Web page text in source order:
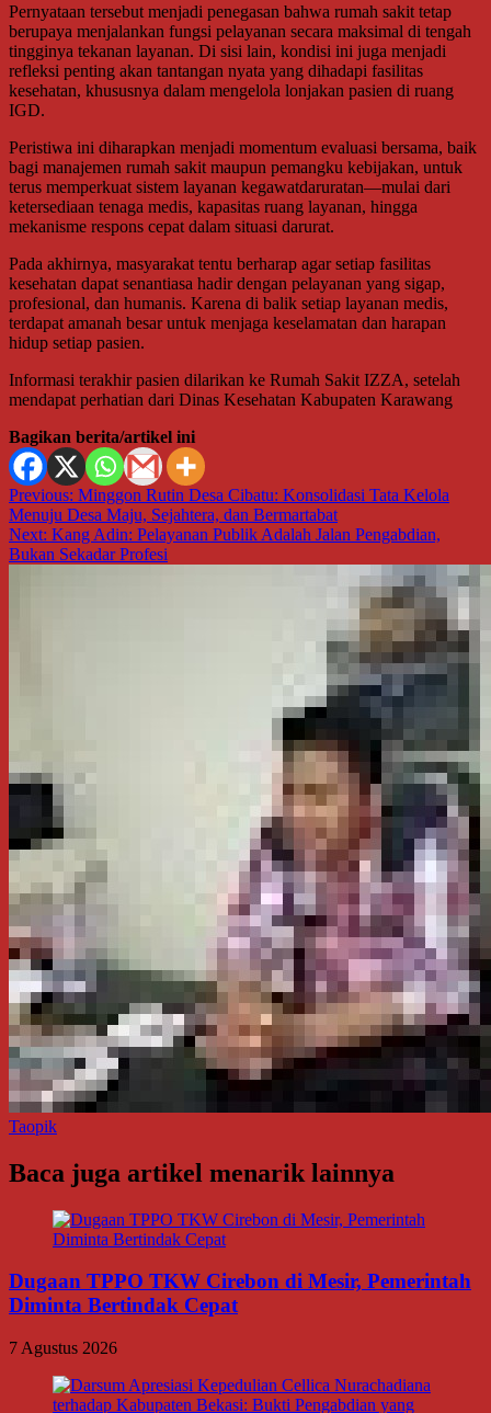
Pernyataan tersebut menjadi penegasan bahwa rumah sakit tetap
berupaya menjalankan fungsi pelayanan secara maksimal di tengah
tingginya tekanan layanan. Di sisi lain, kondisi ini juga menjadi
refleksi penting akan tantangan nyata yang dihadapi fasilitas
kesehatan, khususnya dalam mengelola lonjakan pasien di ruang
IGD.
Peristiwa ini diharapkan menjadi momentum evaluasi bersama, baik
bagi manajemen rumah sakit maupun pemangku kebijakan, untuk
terus memperkuat sistem layanan kegawatdaruratan—mulai dari
ketersediaan tenaga medis, kapasitas ruang layanan, hingga
mekanisme respons cepat dalam situasi darurat.
Pada akhirnya, masyarakat tentu berharap agar setiap fasilitas
kesehatan dapat senantiasa hadir dengan pelayanan yang sigap,
profesional, dan humanis. Karena di balik setiap layanan medis,
terdapat amanah besar untuk menjaga keselamatan dan harapan
hidup setiap pasien.
Informasi terakhir pasien dilarikan ke Rumah Sakit IZZA, setelah
mendapat perhatian dari Dinas Kesehatan Kabupaten Karawang
Bagikan berita/artikel ini
Navigasi
pos
Previous: Minggon Rutin Desa Cibatu: Konsolidasi Tata Kelola
Menuju Desa Maju, Sejahtera, dan Bermartabat
Next: Kang Adin: Pelayanan Publik Adalah Jalan Pengabdian,
Bukan Sekadar Profesi
Taopik
Baca juga artikel menarik lainnya
Dugaan TPPO TKW Cirebon di Mesir, Pemerintah
Diminta Bertindak Cepat
7 Agustus 2026